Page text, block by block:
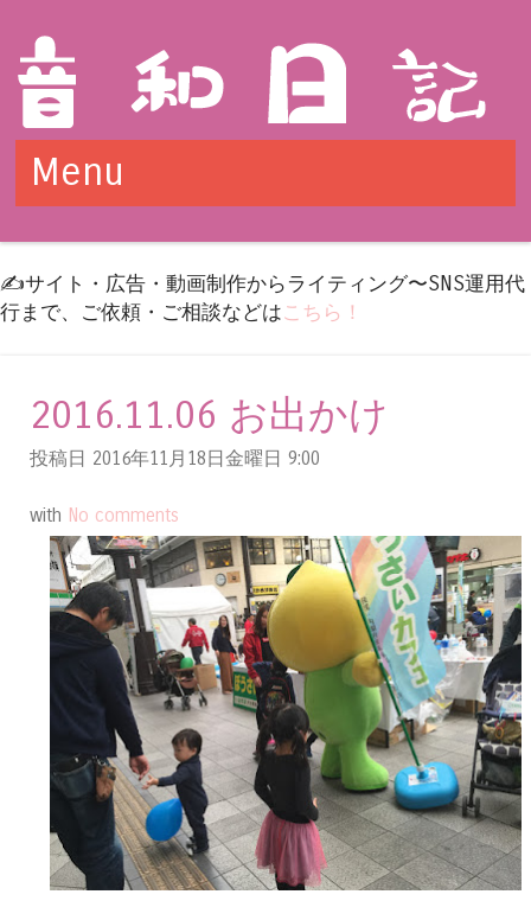
Menu
✍️サイト・広告・動画制作からライティング〜SNS運用代
行まで、ご依頼・ご相談などはこちら！
2016.11.06 お出かけ
投稿日 2016年11月18日金曜日 9:00
with No comments